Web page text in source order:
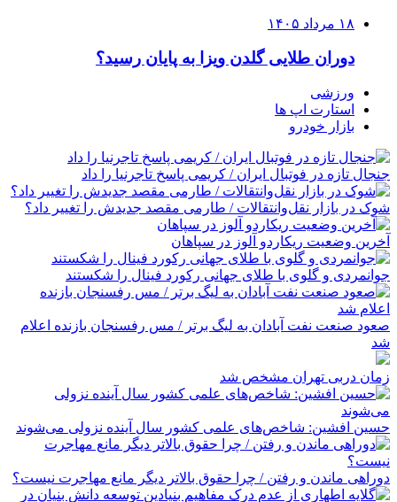
۱۸ مرداد ۱۴۰۵
دوران طلایی گلدن ویزا به پایان رسید؟
ورزشی
استارت اپ ها
بازار خودرو
جنجال تازه در فوتبال ایران / کریمی پاسخ تاجرنیا را داد
شوک در بازار نقل‌وانتقالات / طارمی مقصد جدیدش را تغییر داد؟
آخرین وضعیت ریکاردو آلوز در سپاهان
جوانمردی و گلوی با طلای جهانی رکورد فینال را شکستند
صعود صنعت نفت آبادان به لیگ برتر / مس رفسنجان بازنده اعلام
شد
زمان دربی تهران مشخص شد
حسین افشین: شاخص‌های علمی کشور سال آینده نزولی می‌شوند
دوراهی ماندن و رفتن / چرا حقوق بالاتر دیگر مانع مهاجرت نیست؟